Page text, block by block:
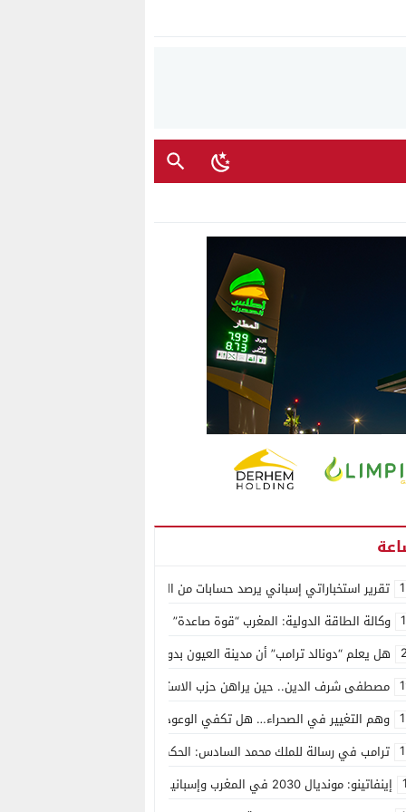
تقرير استخباراتي إسباني يرصد حسابات من الجزائر وأرقاما بـ”213+” ضمن حملة رقمية منظمة حرّضت على اقتحام سبتة
وكالة الطاقة الدولية: المغرب “قوة صاعدة” في سوق المعادن الاستراتيجية
هل يعلم “دونالد ترامب” أن مدينة العيون بدون ماء؟
مصطفى شرف الدين.. حين يراهن حزب الاستقلال على الكفاءة ويمنح الشباب
وهم التغيير في الصحراء… هل تكفي الوعود الفارغة لصناعة الواقع؟
ترامب في رسالة للملك محمد السادس: الحكم الذاتي هو الأساس الوحيد لحل
إينفاتينو: مونديال 2030 في المغرب وإسبانيا والبرتغال سيكون “الأجمل في التاريخ”